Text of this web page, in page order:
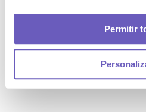
Permitir